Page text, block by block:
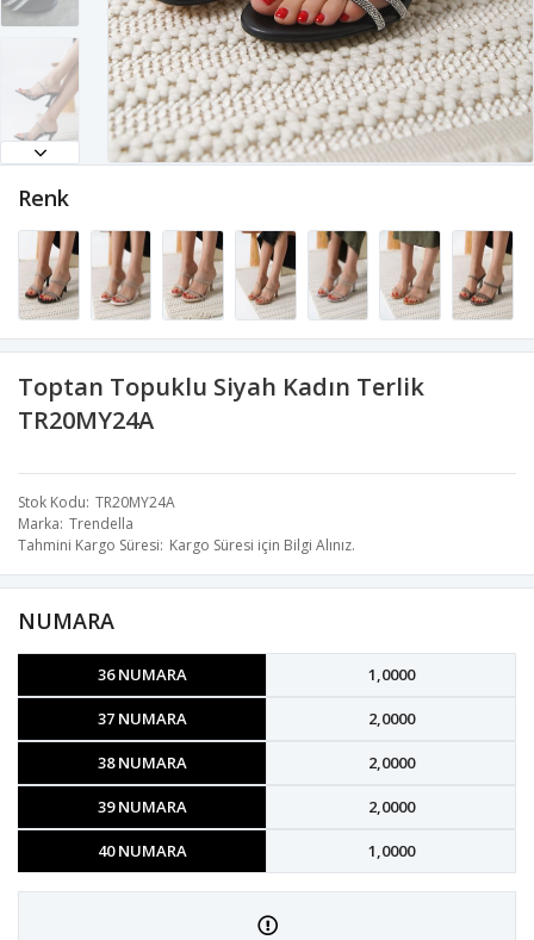
Toptan Topuklu Siyah Kadın Terlik
TR20MY24A
Stok Kodu TR20MY24A
Marka Trendella
Tahmini Kargo Süresi Kargo Süresi için Bilgi Alınız.
Renk
NUMARA
36 NUMARA 1,0000
37 NUMARA 2,0000
38 NUMARA 2,0000
39 NUMARA 2,0000
40 NUMARA 1,0000